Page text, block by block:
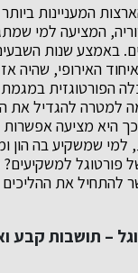
המעניינות
המציעה למי
באמצע שנות
האירופי, שהיה
הפורטוגזית
למטרה להגדיל את
כך היא מציעה
שמשקיע בה הון
פורטוגל למשקיעים?
להתחיל את
– תושבות קבע